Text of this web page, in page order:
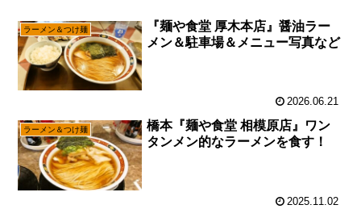
ラーメン＆つけ麺
『麺や食堂 厚木本店』醤油ラー
メン＆駐車場＆メニュー写真など
2026.06.21
ラーメン＆つけ麺
橋本『麺や食堂 相模原店』ワン
タンメン的なラーメンを食す！
2025.11.02